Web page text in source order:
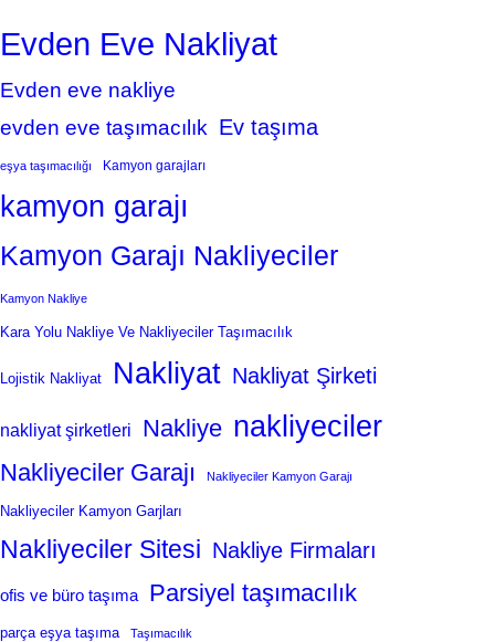
Evden Eve Nakliyat
Evden eve nakliye
evden eve taşımacılık Ev taşıma
eşya taşımacılığı Kamyon garajları
kamyon garajı
Kamyon Garajı Nakliyeciler
Kamyon Nakliye
Kara Yolu Nakliye Ve Nakliyeciler Taşımacılık
Lojistik Nakliyat Nakliyat Nakliyat Şirketi
nakliyat şirketleri Nakliye nakliyeciler
Nakliyeciler Garajı Nakliyeciler Kamyon Garajı
Nakliyeciler Kamyon Garjları
Nakliyeciler Sitesi Nakliye Firmaları
ofis ve büro taşıma Parsiyel taşımacılık
parça eşya taşıma Taşımacılık